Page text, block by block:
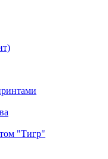
"Тигр"